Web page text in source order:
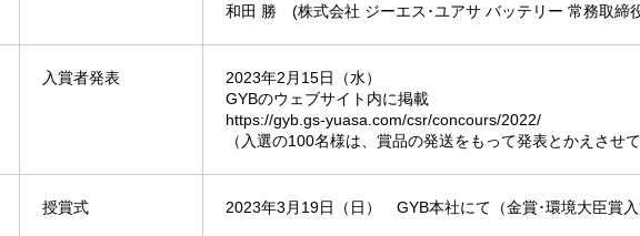
和田 勝 (株式会社 ジーエス･ユアサ バッテリー 常務取締
入賞者発表
2023年2月15日（水）
GYBのウェブサイト内に掲載
https://gyb.gs-yuasa.com/csr/concours/2022/
（入選の100名様は、賞品の発送をもって発表とかえさせ
授賞式 2023年3月19日（日） GYB本社にて（金賞･環境大臣賞入